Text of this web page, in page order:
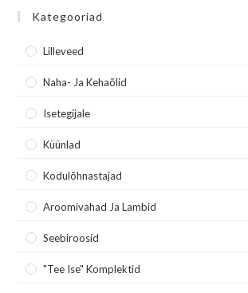
Kategooriad
Lilleveed
Naha- Ja Kehaõlid
Isetegijale
Küünlad
Kodulõhnastajad
Aroomivahad Ja Lambid
Seebiroosid
"Tee Ise" Komplektid